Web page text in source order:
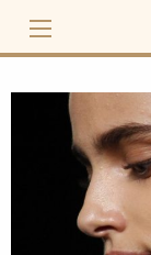
content